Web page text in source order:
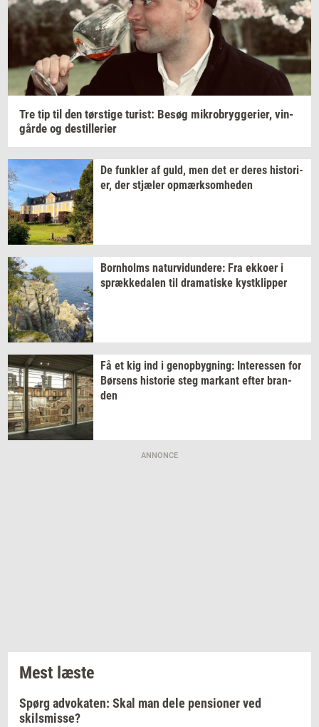
Tre tip til den tørsti­ge turist: Besøg mi­kro­bryg­ge­ri­er, vin­
går­de og destil­le­ri­er
De funk­ler af guld, men det er deres hi­sto­ri­
er, der stjæ­ler op­mærk­som­he­den
Born­holms na­tur­vi­dun­de­re: Fra ek­ko­er i
spræk­ke­da­len til dra­ma­ti­ske kyst­klip­per
Få et kig ind i genop­byg­ning: In­ter­es­sen for
Bør­sens hi­sto­rie steg mar­kant efter bran­
den
ANNONCE
Mest læste
Spørg advokaten: Skal man dele pensioner ved
skilsmisse?